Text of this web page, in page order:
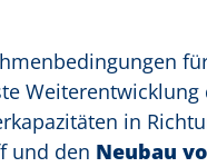
Weiterentwicklung
in
und den Neubau